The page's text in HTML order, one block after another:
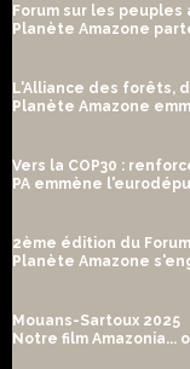
Forum sur les peuples
Planète Amazone
L'Alliance des forêts,
Planète Amazone
Vers la COP30 :
PA emmène
2ème édition du
Planète Amazone
Mouans-Sartoux 2025
Notre film Amazonia...